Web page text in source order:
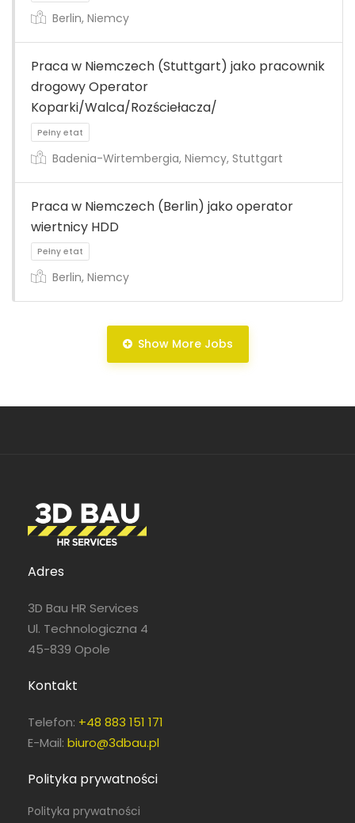
Pełny etat
Pełny etat
Berlin, Niemcy
Praca w Niemczech (Stuttgart) jako pracownik
drogowy Operator
Koparki/Walca/Rozściełacza/
Pełny etat
Badenia-Wirtembergia, Niemcy, Stuttgart
Praca w Niemczech (Berlin) jako operator
wiertnicy HDD
Pełny etat
Berlin, Niemcy
Show More Jobs
Adres
3D Bau HR Services
Ul. Technologiczna 4
45-839 Opole
Kontakt
Telefon: +48 883 151 171
E-Mail: biuro@3dbau.pl
Polityka prywatności
Polityka prywatności